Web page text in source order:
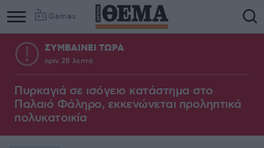
Games
ΣΥΜΒΑΙΝΕΙ ΤΩΡΑ
πριν 28 λεπτά
Πυρκαγιά σε ισόγειο κατάστημα στο
Παλαιό Φάληρο, εκκενώνεται προληπτικά
πολυκατοικία